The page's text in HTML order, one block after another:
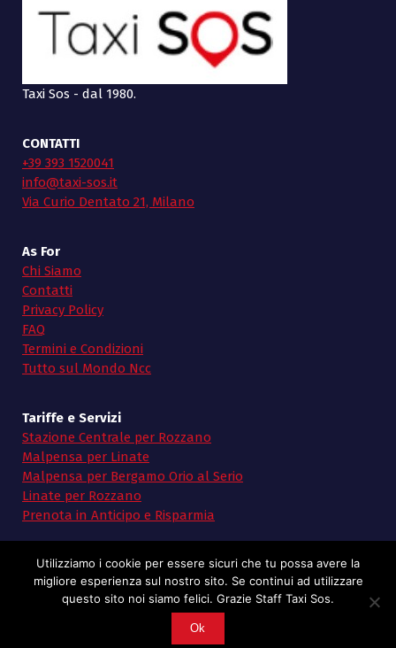
Taxi Sos - dal 1980.
CONTATTI
+39 393 1520041
info@taxi-sos.it
Via Curio Dentato 21, Milano
As For
Chi Siamo
Contatti
Privacy Policy
FAQ
Termini e Condizioni
Tutto sul Mondo Ncc
Tariffe e Servizi
Stazione Centrale per Rozzano
Malpensa per Linate
Malpensa per Bergamo Orio al Serio
Linate per Rozzano
Prenota in Anticipo e Risparmia
Copyright © 2026 Taxi SoS | Powered by Taxi Sos
Utilizziamo i cookie per essere sicuri che tu possa avere la
migliore esperienza sul nostro sito. Se continui ad utilizzare
questo sito noi siamo felici. Grazie Staff Taxi Sos.
Ok